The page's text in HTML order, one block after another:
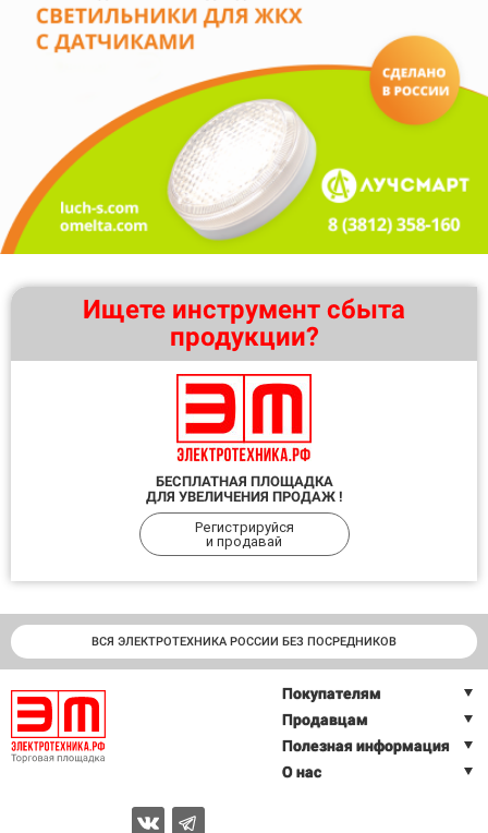
Ищете инструмент сбыта
продукции?
БЕСПЛАТНАЯ ПЛОЩАДКА
ДЛЯ УВЕЛИЧЕНИЯ ПРОДАЖ !
Регистрируйся
и продавай
ВСЯ ЭЛЕКТРОТЕХНИКА РОССИИ БЕЗ ПОСРЕДНИКОВ
Покупателям
Продавцам
Полезная информация
О нас